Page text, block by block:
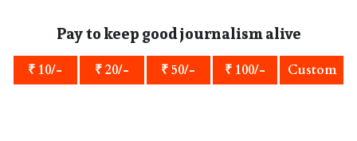
Pay to keep good journalism alive
₹ 10/- ₹ 20/- ₹ 50/- ₹ 100/- Custom